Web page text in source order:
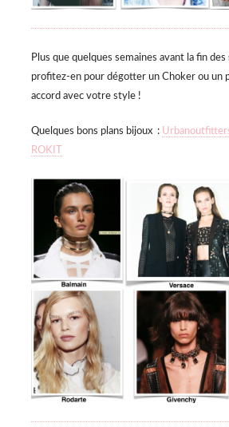
Plus que quelques semaines avant la fin
profitez-en pour dégotter un Choker ou un
accord avec votre style !
Quelques bons plans bijoux :
ROKIT